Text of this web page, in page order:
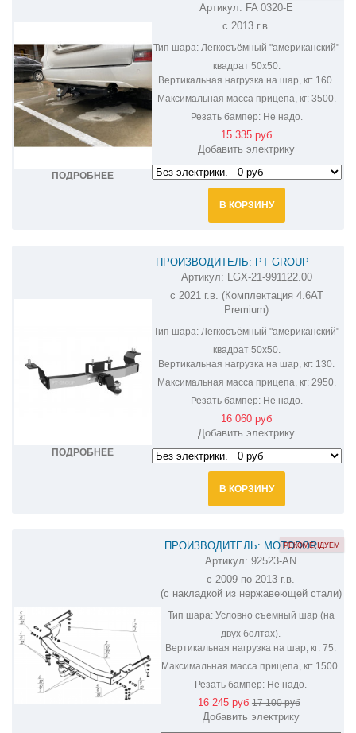
ПОДРОБНЕЕ
ФАРКОП НА LEXUS GX460 FA 0320-E
Артикул: FA 0320-E
с 2013 г.в.
Тип шара: Легкосъёмный "американский"
квадрат 50х50.
Вертикальная нагрузка на шар, кг: 160.
Максимальная масса прицепа, кг:3500.
Резать бампер:Не надо.
15 335 руб
Добавить электрику
В КОРЗИНУ
ПОДРОБНЕЕ
ПРОИЗВОДИТЕЛЬ: PT GROUP
ФАРКОП НА LEXUS GX460 LGX-21-
991122.00
Артикул: LGX-21-991122.00
с 2021 г.в. (Комплектация 4.6АТ
Premium)
Тип шара: Легкосъёмный "американский"
квадрат 50х50.
Вертикальная нагрузка на шар, кг: 130.
Максимальная масса прицепа, кг:2950.
Резать бампер:Не надо.
16 060 руб
Добавить электрику
В КОРЗИНУ
ПРОИЗВОДИТЕЛЬ: MOTODOR
ФАРКОП НА LEXUS GX 460 92523-AN
Артикул: 92523-AN
с 2009 по 2013 г.в.
(с накладкой из нержавеющей стали)
Тип шара:Условно съемный шар (на
двух болтах).
Вертикальная нагрузка на шар, кг: 75.
Максимальная масса прицепа, кг: 1500.
Резать бампер: Не надо.
РЕКОМЕНДУЕМ
16 245 руб 17 100 руб
Добавить электрику